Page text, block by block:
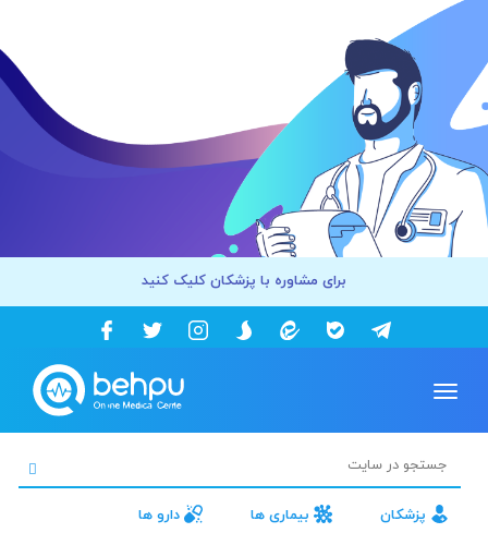
برای مشاوره با پزشکان کلیک کنید
Toggle
پزشکان بیماری ها دارو ها